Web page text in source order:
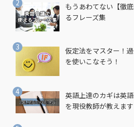
もうあわてない【徹
るフレーズ集
仮定法をマスター！
を使いこなそう！
英語上達のカギは英
を現役教師が教えます